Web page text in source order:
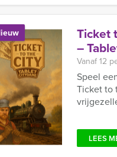
Ticket
–
Vanaf 12
Speel
Ticket to
LEES